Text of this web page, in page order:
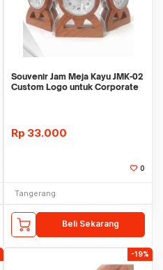
Souvenir Jam Meja Kayu JMK-02
Custom Logo untuk Corporate
Rp 33.000
0
Tangerang
Beli Sekarang
-19%